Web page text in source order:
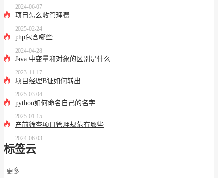
2024-06-07
项目怎么收管理费
2025-02-24
php包含哪些
2024-04-28
Java 中变量和对象的区别是什么
2023-11-17
项目经理B证如何转出
2025-03-04
python如何命名自己的名字
2025-01-15
产前筛查项目管理规范有哪些
2024-06-03
标签云
更多